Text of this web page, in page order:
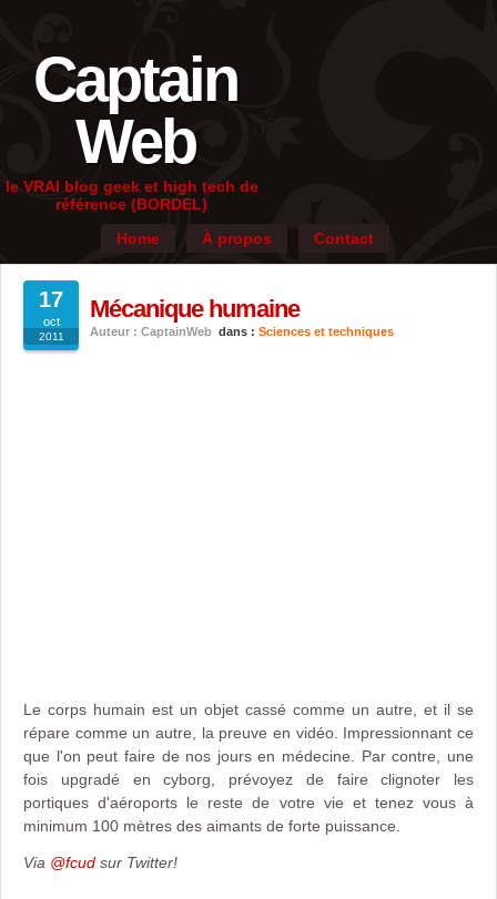
Captain
Web
le VRAI blog geek et high tech de
référence (BORDEL)
Home
À propos Contact
17
oct
2011
Mécanique humaine
Auteur : CaptainWeb dans : Sciences et techniques
Le corps humain est un objet cassé comme un autre, et il se
répare comme un autre, la preuve en vidéo. Impressionnant ce
que l'on peut faire de nos jours en médecine. Par contre, une
fois upgradé en cyborg, prévoyez de faire clignoter les
portiques d'aéroports le reste de votre vie et tenez vous à
minimum 100 mètres des aimants de forte puissance.
Via @fcud sur Twitter!